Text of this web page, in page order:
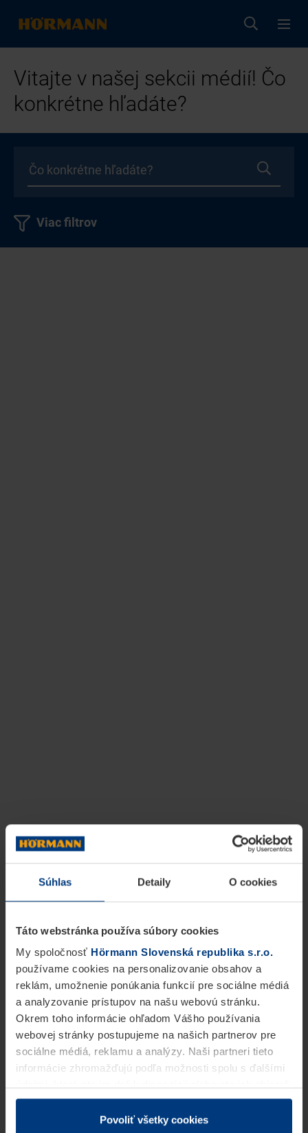
Súhlas Detaily O cookies
Táto webstránka používa súbory cookies
My spoločnosť Hörmann Slovenská republika s.r.o.
používame cookies na personalizovanie obsahov a
reklám, umožnenie ponúkania funkcií pre sociálne médiá
a analyzovanie prístupov na našu webovú stránku.
Okrem toho informácie ohľadom Vášho používania
webovej stránky postupujeme na našich partnerov pre
sociálne médiá, reklamu a analýzy. Naši partneri tieto
informácie zhromažďujú podľa možnosti spolu s ďalšími
v rámci Vášho využívania služieb.
Z právneho hľadiska môžeme cookies ukladať na Vašom
Povoliť všetky cookies
Vitajte v našej sekcii médií! Čo
konkrétne hľadáte?
Viac filtrov